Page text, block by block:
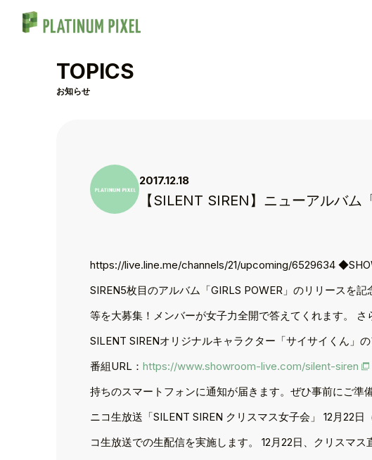
TOPICS
お知らせ
2017.12.18
【SILENT SIREN】ニューアルバ
https://live.line.me/channels/21/upcoming/6529634
SIREN5枚目のアルバム「GIRLS POWER」のリリースを
等を大募集！メンバーが女子力全開で答えてくれます。
SILENT SIRENオリジナルキャラクター「サイサイくん」
番組URL： https://www.showroom-live.com/silent-siren
持ちのスマートフォンに通知が届きます。ぜひ事前にご準
ニコ生放送「SILENT SIREN クリスマス女子会」 12月22
コ生放送での生配信を実施します。 12月22日、クリスマ